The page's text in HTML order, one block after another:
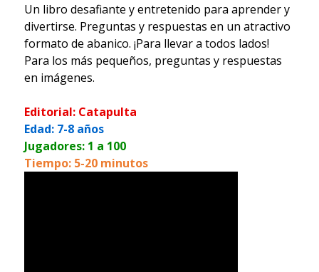
Un libro desafiante y entretenido para aprender y
divertirse. Preguntas y respuestas en un atractivo
formato de abanico. ¡Para llevar a todos lados!
Para los más pequeños, preguntas y respuestas
en imágenes.
Editorial: Catapulta
Edad: 7-8 años
Jugadores: 1 a 100
Tiempo: 5-20 minutos